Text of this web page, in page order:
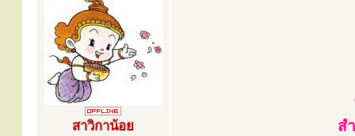
สาวิกาน้อย
ส